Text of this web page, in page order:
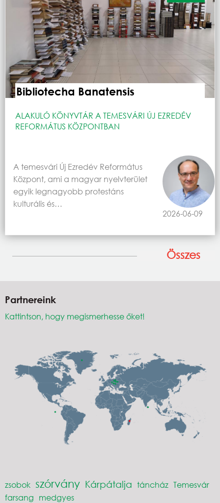
Bibliotecha Banatensis
ALAKULÓ KÖNYVTÁR A TEMESVÁRI ÚJ EZREDÉV
REFORMÁTUS KÖZPONTBAN
2026-06-09
A temesvári Új Ezredév Református
Központ, ami a magyar nyelvterület
egyik legnagyobb protestáns
kulturális és…
Összes
Partnereink
Kattintson, hogy megismerhesse őket!
zsobok szórvány Kárpátalja táncház Temesvár
farsang medgyes